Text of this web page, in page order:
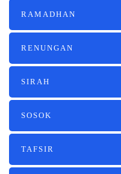
RAMADHAN
RENUNGAN
SIRAH
SOSOK
TAFSIR